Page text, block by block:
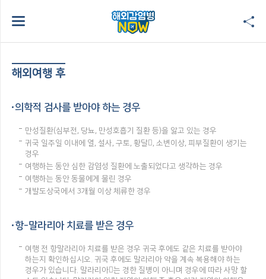
해외여행 후
의학적 검사를 받아야 하는 경우
만성질환(심부전, 당뇨, 만성호흡기 질환 등)을 앓고 있는 경우
귀국 일주일 이내에 열, 설사, 구토, 황달, 소변이상, 피부질환이 생기는
경우
여행하는 동안 심한 감염성 질환에 노출되었다고 생각하는 경우
여행하는 동안 동물에게 물린 경우
개발도상국에서 3개월 이상 체류한 경우
항-말라리아 치료를 받은 경우
여행 전 항말라리아 치료를 받은 경우 귀국 후에도 같은 치료를 받아야
하는지 확인하십시오. 귀국 후에도 말라리아 약을 계속 복용해야 하는
경우가 있습니다. 말라리아는 경한 질병이 아니며 경우에 따라 사망 할